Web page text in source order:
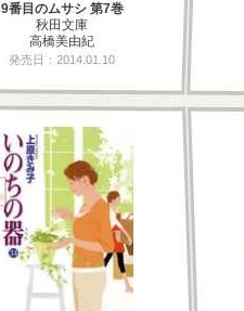
9番目のムサシ 第7巻
秋田文庫
高橋美由紀
発売日：2014.01.10